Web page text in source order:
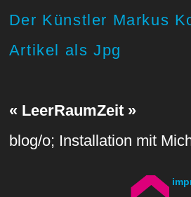
Der Künstler Markus
Artikel als Jpg
« LeerRaumZeit »
blog/o; Installation mit